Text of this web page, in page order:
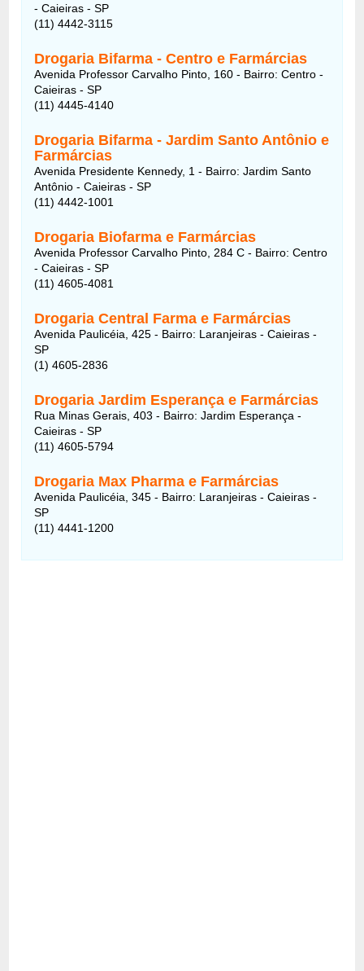
- Caieiras - SP
(11) 4442-3115
Drogaria Bifarma - Centro e Farmárcias
Avenida Professor Carvalho Pinto, 160 - Bairro: Centro -
Caieiras - SP
(11) 4445-4140
Drogaria Bifarma - Jardim Santo Antônio e
Farmárcias
Avenida Presidente Kennedy, 1 - Bairro: Jardim Santo
Antônio - Caieiras - SP
(11) 4442-1001
Drogaria Biofarma e Farmárcias
Avenida Professor Carvalho Pinto, 284 C - Bairro: Centro
- Caieiras - SP
(11) 4605-4081
Drogaria Central Farma e Farmárcias
Avenida Paulicéia, 425 - Bairro: Laranjeiras - Caieiras -
SP
(1) 4605-2836
Drogaria Jardim Esperança e Farmárcias
Rua Minas Gerais, 403 - Bairro: Jardim Esperança -
Caieiras - SP
(11) 4605-5794
Drogaria Max Pharma e Farmárcias
Avenida Paulicéia, 345 - Bairro: Laranjeiras - Caieiras -
SP
(11) 4441-1200